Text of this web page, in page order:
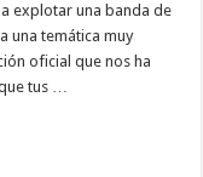
explotar una banda de
una temática muy
oficial que nos ha
tus …